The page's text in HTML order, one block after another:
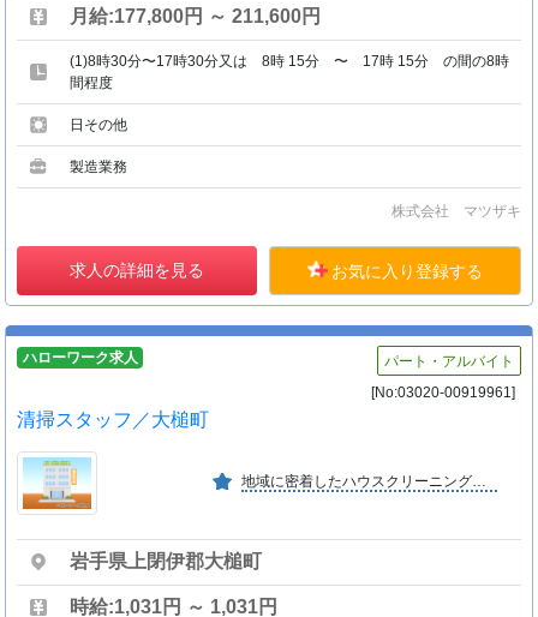
月給:177,800円 ～ 211,600円
(1)8時30分〜17時30分又は 8時 15分 〜 17時 15分 の間の8時
間程度
日その他
製造業務
株式会社 マツザキ
求人の詳細を見る お気に入り登録する
ハローワーク求人
パート・アルバイト
[No:03020-00919961]
清掃スタッフ／大槌町
地域に密着したハウスクリーニング及びレンタル事業で、お客様に必要とされる会社を目指しています。
岩手県上閉伊郡大槌町
時給:1,031円 ～ 1,031円